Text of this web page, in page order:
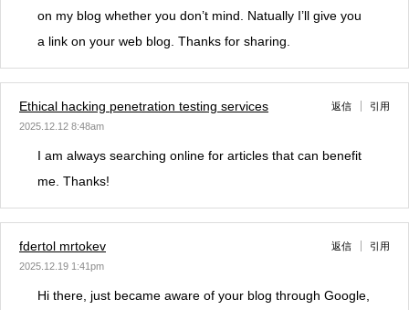
on my blog whether you don’t mind. Natually I’ll give you
a link on your web blog. Thanks for sharing.
Ethical hacking penetration testing services
2025.12.12 8:48am
返信 引用
I am always searching online for articles that can benefit
me. Thanks!
fdertol mrtokev
2025.12.19 1:41pm
返信 引用
Hi there, just became aware of your blog through Google,